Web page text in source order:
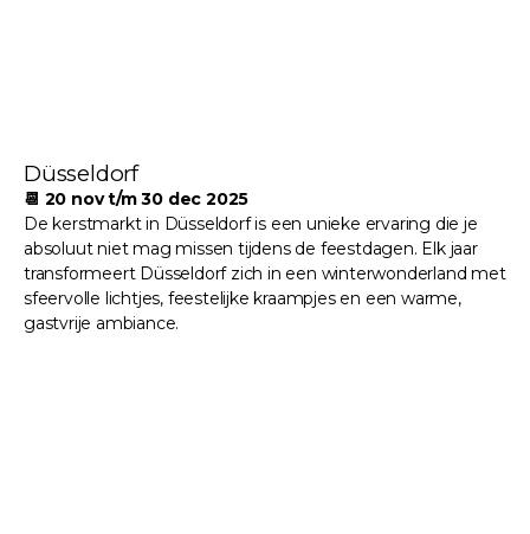
Düsseldorf
📆 20 nov t/m 30 dec 2025
De kerstmarkt in Düsseldorf is een unieke ervaring die je
absoluut niet mag missen tijdens de feestdagen. Elk jaar
transformeert Düsseldorf zich in een winterwonderland met
sfeervolle lichtjes, feestelijke kraampjes en een warme,
gastvrije ambiance.